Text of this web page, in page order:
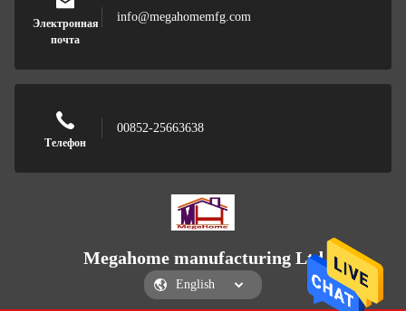
Электронная
почта
info@megahomemfg.com
Телефон
00852-25663638
Megahome manufacturing Ltd